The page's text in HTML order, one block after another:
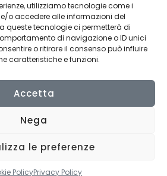
utilizziamo tecnologie come i
o accedere alle informazioni del
queste tecnologie ci permetterà di
di navigazione o ID unici
o ritirare il consenso può influire
caratteristiche e funzioni.
Accetta
Nega
le preferenze
PolicyPrivacy Policy
Note legali
Privacy Policy
di Raffaello De Crescenzo - P.IVA